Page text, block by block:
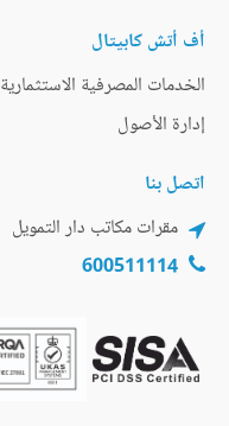
أف أتش كابيتال
الخدمات المصرفية الاستثمارية
إدارة الأصول
اتصل بنا
مقرات مكاتب دار التمويل
600511114